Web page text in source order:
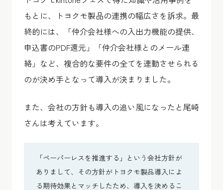
もとに、トヨクモ製品の連携の幅広さを訴求。最
終的には、「仲介会社様への入出力機能の提供、
申込書のPDF還元」「仲介会社様とのメール連
絡」など、複合的な要件の全てを連動させられる
のが決め手となって導入が決まりました。
また、会社の方針も導入の追い風になったと尾崎
さんは考えています。
「ペーパーレスを推進する」という会社方針が
ありまして、その方針がトヨクモ製品導入によ
る期待効果とマッチしたため、導入を決めるこ